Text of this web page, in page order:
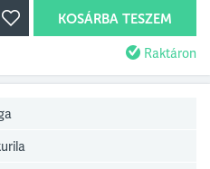
KOSÁRBA TESZEM
Raktáron